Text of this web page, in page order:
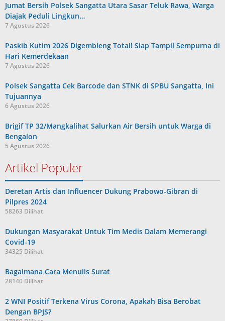
Jumat Bersih Polsek Sangatta Utara Sasar Teluk Rawa, Warga
Diajak Peduli Lingkun…
7 Agustus 2026
Paskib Kutim 2026 Digembleng Total! Siap Tampil Sempurna di
Hari Kemerdekaan
7 Agustus 2026
Polsek Sangatta Cek Barcode dan STNK di SPBU Sangatta, Ini
Tujuannya
6 Agustus 2026
Brigif TP 32/Mangkalihat Salurkan Air Bersih untuk Warga di
Bengalon
5 Agustus 2026
Artikel Populer
Deretan Artis dan Influencer Dukung Prabowo-Gibran di
Pilpres 2024
58263 Dilihat
Dukungan Masyarakat Untuk Tim Medis Dalam Memerangi
Covid-19
34325 Dilihat
Bagaimana Cara Menulis Surat
28140 Dilihat
2 WNI Positif Terkena Virus Corona, Apakah Bisa Berobat
Dengan BPJS?